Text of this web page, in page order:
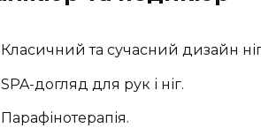
Класичний та сучасний дизайн
SPA-догляд для рук і ніг.
Парафінотерапія.